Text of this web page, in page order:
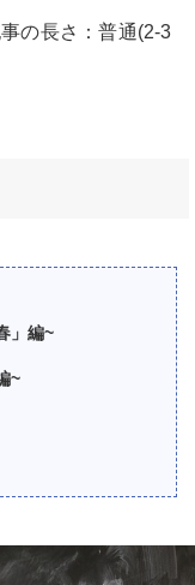
の長さ：普通(2-3
」編~
~